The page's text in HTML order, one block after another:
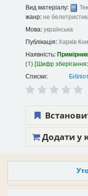
Вид матеріалу:
жанр: не
Мова:українська
Публікація:Харків
Наявність:
(1) Шифр зберігання:
Списки:
Додати у